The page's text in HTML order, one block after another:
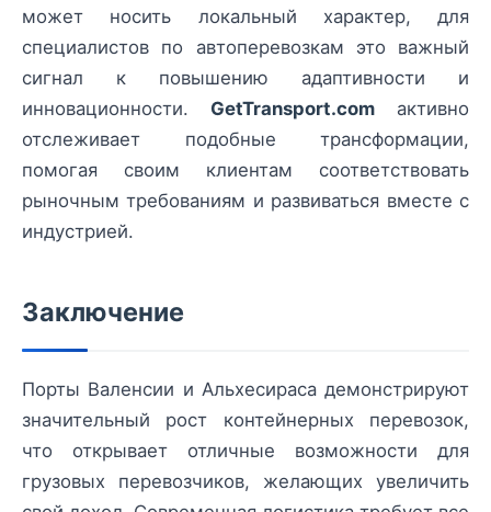
может носить локальный характер, для
специалистов по автоперевозкам это важный
сигнал к повышению адаптивности и
инновационности. GetTransport.com активно
отслеживает подобные трансформации,
помогая своим клиентам соответствовать
рыночным требованиям и развиваться вместе с
индустрией.
Заключение
Порты Валенсии и Альхесираса демонстрируют
значительный рост контейнерных перевозок,
что открывает отличные возможности для
грузовых перевозчиков, желающих увеличить